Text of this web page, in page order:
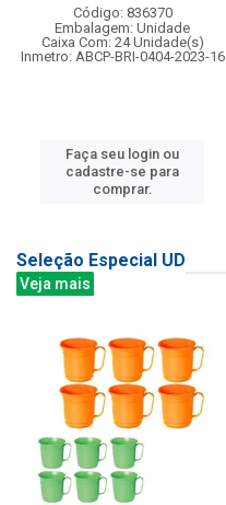
Código: 836370
Embalagem: Unidade
Caixa Com: 24 Unidade(s)
Inmetro: ABCP-BRI-0404-2023-16
Faça seu login ou
cadastre-se para
comprar.
Seleção Especial UD
Veja mais